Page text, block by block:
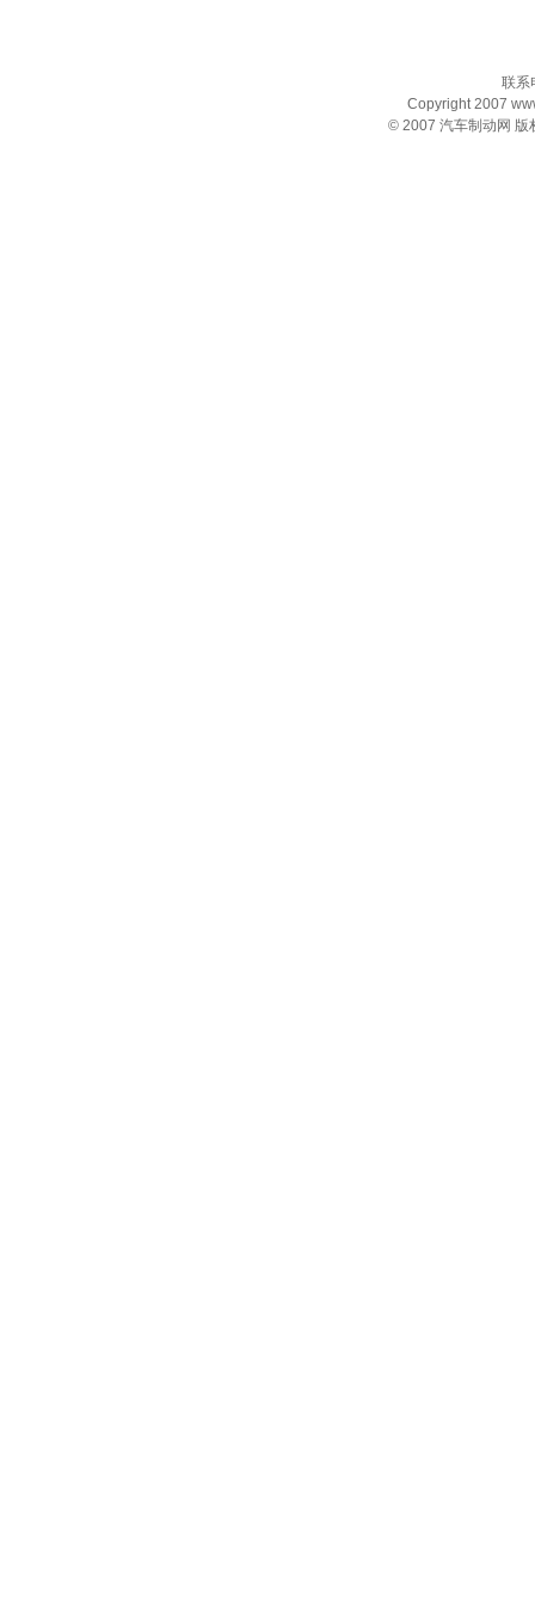
联系
Copyright 2007
© 2007 汽车制动网 版